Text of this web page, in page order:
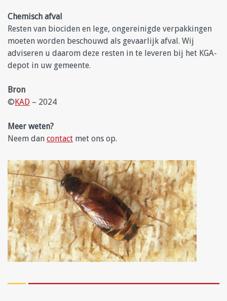
Chemisch afval
Resten van biociden en lege, ongereinigde verpakkingen
moeten worden beschouwd als gevaarlijk afval. Wij
adviseren u daarom deze resten in te leveren bij het KGA-
depot in uw gemeente.
Bron
©KAD – 2024
Meer weten?
Neem dan contact met ons op.